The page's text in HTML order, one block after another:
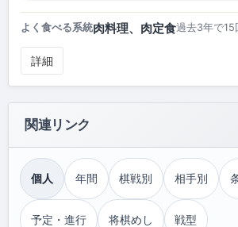
よく食べる系統肉料理、肉定食過去3年で15
詳細
関連リンク
個人 年間 棋戦別 相手別
予定・進行 将棋めし 戦型